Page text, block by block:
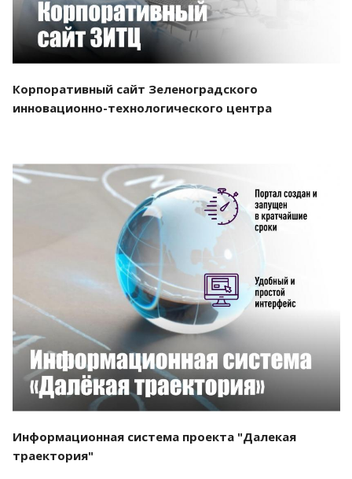
Корпоративный сайт Зеленоградского
инновационно-технологического центра
Смотреть проект
Информационная система проекта "Далекая
траектория"